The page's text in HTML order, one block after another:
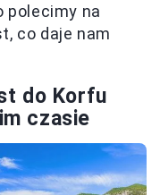
polecimy na
co daje nam
do Korfu
czasie